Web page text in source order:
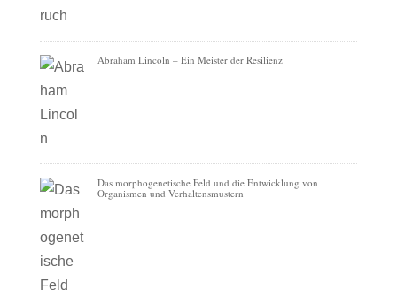
Abraham Lincoln – Ein Meister der Resilienz
Das morphogenetische Feld und die Entwicklung von
Organismen und Verhaltensmustern